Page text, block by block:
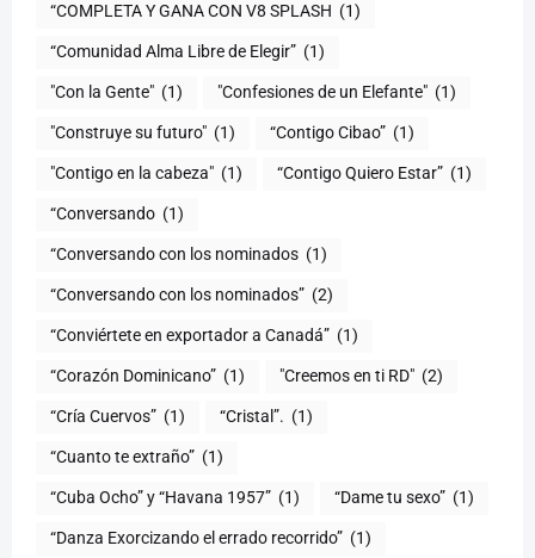
“COMPLETA Y GANA CON V8 SPLASH (1)
“Comunidad Alma Libre de Elegir” (1)
"Con la Gente" (1) "Confesiones de un Elefante" (1)
"Construye su futuro" (1) “Contigo Cibao” (1)
"Contigo en la cabeza" (1) “Contigo Quiero Estar” (1)
“Conversando (1)
“Conversando con los nominados (1)
“Conversando con los nominados” (2)
“Conviértete en exportador a Canadá” (1)
“Corazón Dominicano” (1) "Creemos en ti RD" (2)
“Cría Cuervos” (1) “Cristal”. (1)
“Cuanto te extraño” (1)
“Cuba Ocho” y “Havana 1957” (1) “Dame tu sexo” (1)
“Danza Exorcizando el errado recorrido” (1)